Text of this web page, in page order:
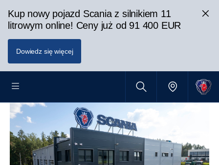
Kup nowy pojazd Scania z silnikiem 11
litrowym online! Ceny już od 91 400 EUR
Dowiedz się więcej